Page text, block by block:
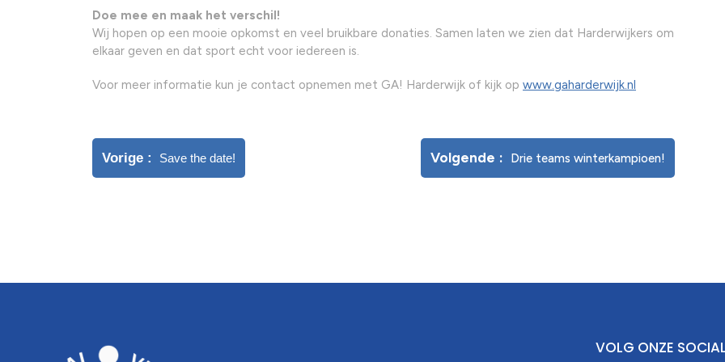
Doe mee en maak het verschil!
Wij hopen op een mooie opkomst en veel bruikbare donaties. Samen laten we zien dat Harderwijkers om
elkaar geven en dat sport echt voor iedereen is.
Voor meer informatie kun je contact opnemen met GA! Harderwijk of kijk op www.gaharderwijk.nl
Vorige Save the date! Volgende Drie teams winterkampioen!
VOLG ONZE